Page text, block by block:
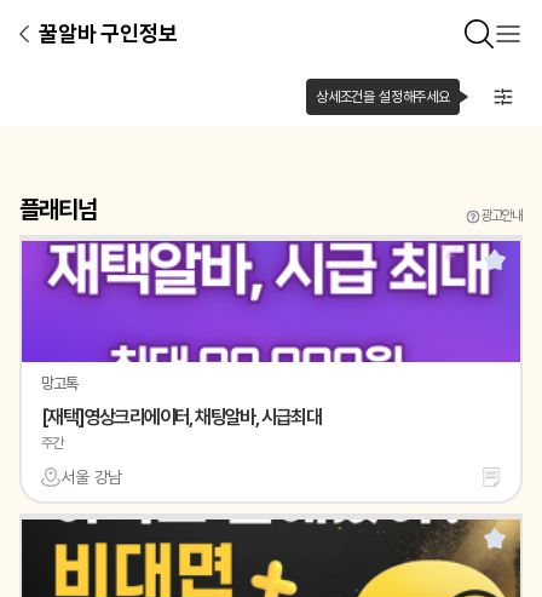
꿀알바 구인정보
상세조건을 설정해주세요
플래티넘 광고안내
망고톡
[재택]영상크리에이터, 채팅알바, 시급최대
주간
서울 강남